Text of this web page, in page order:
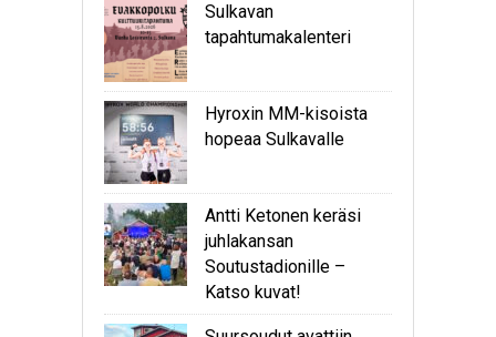
Sulkavan
tapahtumakalenteri
Hyroxin MM-kisoista
hopeaa Sulkavalle
Antti Ketonen keräsi
juhlakansan
Soutustadionille –
Katso kuvat!